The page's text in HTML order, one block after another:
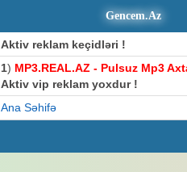
Gencem.Az
Aktiv reklam keçidləri !
1) MP3.REAL.AZ - Pulsuz Mp3
Aktiv vip reklam yoxdur !
Ana Səhifə